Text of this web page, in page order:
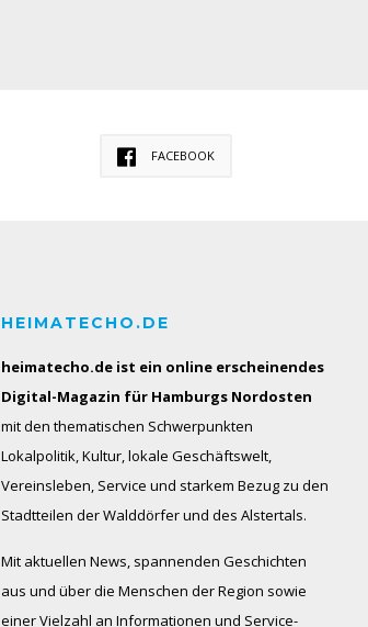
FACEBOOK
HEIMATECHO.DE
heimatecho.de ist ein online erscheinendes
Digital-Magazin für Hamburgs Nordosten
mit den thematischen Schwerpunkten
Lokalpolitik, Kultur, lokale Geschäftswelt,
Vereinsleben, Service und starkem Bezug zu den
Stadtteilen der Walddörfer und des Alstertals.
Mit aktuellen News, spannenden Geschichten
aus und über die Menschen der Region sowie
einer Vielzahl an Informationen und Service-